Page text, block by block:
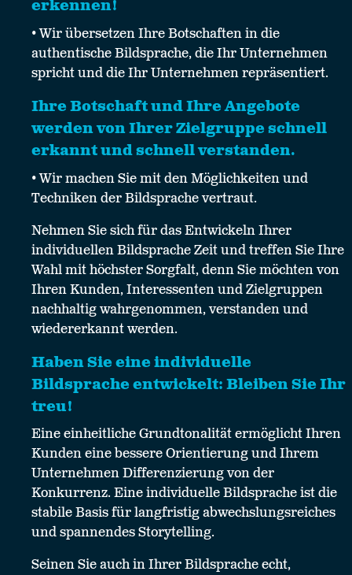
erkennen!
• Wir übersetzen Ihre Botschaften in die
authentische Bildsprache, die Ihr Unternehmen
spricht und die Ihr Unternehmen repräsentiert.
Ihre Botschaft und Ihre Angebote
werden von Ihrer Zielgruppe schnell
erkannt und schnell verstanden.
• Wir machen Sie mit den Möglichkeiten und
Techniken der Bildsprache vertraut.
Nehmen Sie sich für das Entwickeln Ihrer
individuellen Bildsprache Zeit und treffen Sie Ihre
Wahl mit höchster Sorgfalt, denn Sie möchten von
Ihren Kunden, Interessenten und Zielgruppen
nachhaltig wahrgenommen, verstanden und
wiedererkannt werden.
Haben Sie eine individuelle
Bildsprache entwickelt: Bleiben Sie Ihr
treu!
Eine einheitliche Grundtonalität ermöglicht Ihren
Kunden eine bessere Orientierung und Ihrem
Unternehmen Differenzierung von der
Konkurrenz. Eine individuelle Bildsprache ist die
stabile Basis für langfristig abwechslungsreiches
und spannendes Storytelling.
Seinen Sie auch in Ihrer Bildsprache echt,